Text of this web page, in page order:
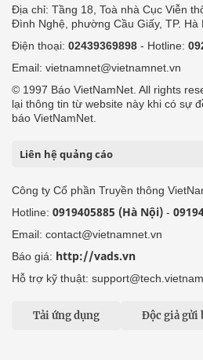
Địa chỉ: Tầng 18, Toà nhà Cục Viễn
Đình Nghệ, phường Cầu Giấy, TP. Hà
Điện thoại: 02439369898 - Hotline:
Email: vietnamnet@vietnamnet.vn
© 1997 Báo VietNamNet. All rights
lại thông tin từ website này khi có sự
báo VietNamNet.
Liên hệ quảng cáo
Công ty Cổ phần Truyền thông
Hotline: 0919405885 (Hà Nội) -
Email: contact@vietnamnet.vn
Báo giá: http://vads.vn
Hỗ trợ kỹ thuật:
Tải ứng dụng Độc giả gửi